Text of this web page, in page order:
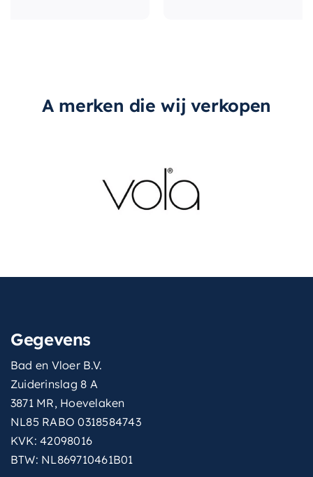
A merken die wij verkopen
Gegevens
Bad en Vloer B.V.
Zuiderinslag 8 A
3871 MR, Hoevelaken
NL85 RABO 0318584743
KVK: 42098016
BTW: NL869710461B01